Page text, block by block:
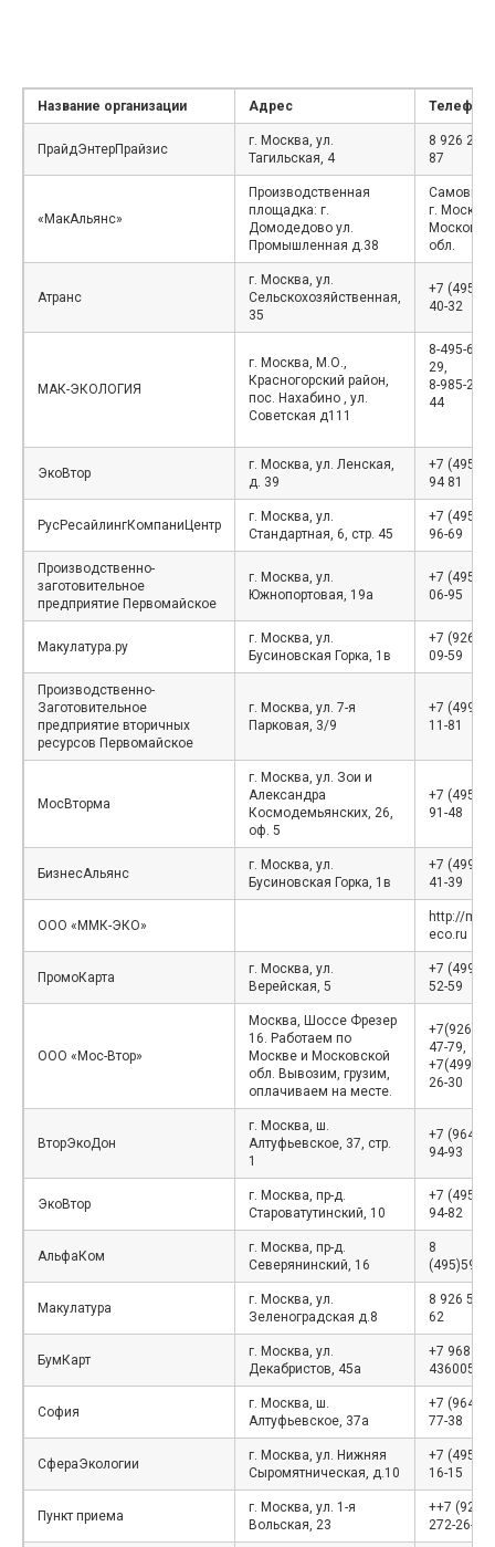
Название организации Адрес Телефон
ПрайдЭнтерПрайзис
г. Москва, ул.
Тагильская, 4
8 926 256
87
«МакАльянс»
Производственная
площадка: г.
Домодедово ул.
Промышленная д.38
г. Москва
обл.
Атранс
г. Москва, ул.
Сельскохозяйственная,
35
+7 (495)
40-32
МАК-ЭКОЛОГИЯ
г. Москва, М.О.,
Красногорский район,
пос. Нахабино , ул.
Советская д111
8-495-
29,
8-985-
44
ЭкоВтор
г. Москва, ул. Ленская,
д. 39
+7 (495)
94 81
РусРесайлингКомпаниЦентр
г. Москва, ул.
Стандартная, 6, стр. 45
+7 (495)
96-69
Производственно-
заготовительное
предприятие Первомайское
г. Москва, ул.
Южнопортовая, 19а
+7 (495)
06-95
Макулатура.ру
г. Москва, ул.
Бусиновская Горка, 1в
+7 (926)
09-59
Производственно-
Заготовительное
предприятие вторичных
ресурсов Первомайское
г. Москва, ул. 7-я
Парковая, 3/9
+7 (499)
11-81
МосВторма
г. Москва, ул. Зои и
Александра
Космодемьянских, 26,
оф. 5
+7 (495)
91-48
БизнесАльянс
г. Москва, ул.
Бусиновская Горка, 1в
+7 (499)
41-39
ООО «ММК-ЭКО»
http://
eco.ru
ПромоКарта
г. Москва, ул.
Верейская, 5
+7 (499)
52-59
ООО «Мос-Втор»
Москва, Шоссе Фрезер
16. Работаем по
Москве и Московской
обл. Вывозим, грузим,
оплачиваем на месте.
47-79,
26-30
ВторЭкоДон
г. Москва, ш.
Алтуфьевское, 37, стр.
1
+7 (964)
94-93
ЭкоВтор
г. Москва, пр-д.
Староватутинский, 10
+7 (495)
94-82
АльфаКом
г. Москва, пр-д.
Северянинский, 16
8
Макулатура
г. Москва, ул.
Зеленоградская д.8
8 926 571
62
БумКарт
г. Москва, ул.
Декабристов, 45а
+7 968
4360050
София
г. Москва, ш.
Алтуфьевское, 37а
+7 (964)
77-38
СфераЭкологии
г. Москва, ул. Нижняя
Сыромятническая, д.10
+7 (495)
16-15
Пункт приема
г. Москва, ул. 1-я
Вольская, 23
++7 (925)
272-26-12